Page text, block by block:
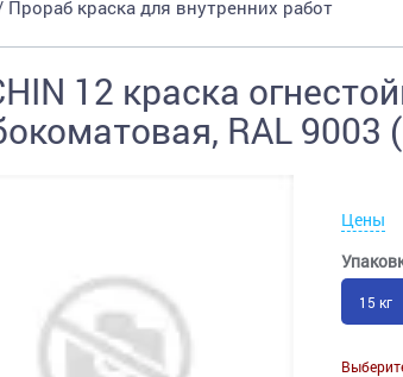
Прораб краска для внутренних работ
12 краска
RAL
Цены
15 кг